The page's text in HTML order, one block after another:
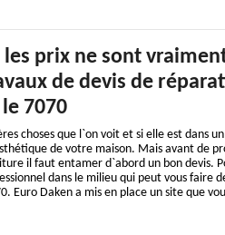
les prix ne sont
de devis de
7070
choses que l`on voit et si elle est dans
de votre maison. Mais avant de
il faut entamer d`abord un bon devis.
dans le milieu qui peut vous faire
Euro Daken a mis en place un site que